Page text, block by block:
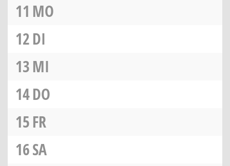
11 MO
12DI
13MI
14DO
15FR
16SA